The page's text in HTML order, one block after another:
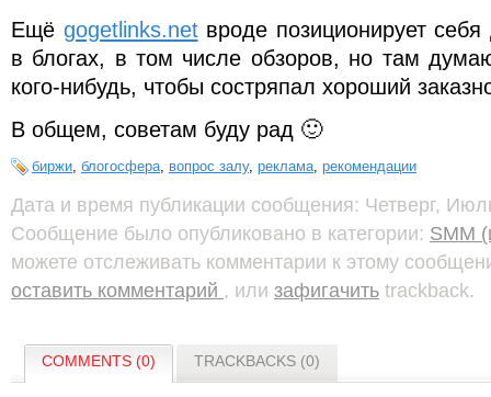
Ещё gogetlinks.netвроде позиционирует
в блогах, в том числе обзоров, но там
кого-нибудь, чтобы состряпал хороший
В общем, советам буду рад 🙂
биржи, блогосфера, вопрос залу, реклама, рекомендации
Дата и время публикации сообщения: Четверг,
Сообщение было опубликовано в категории: SMM
можете отслеживать комментарии к этому
оставить комментарий , или зафигачить trackback.
COMMENTS (0) TRACKBACKS (0)